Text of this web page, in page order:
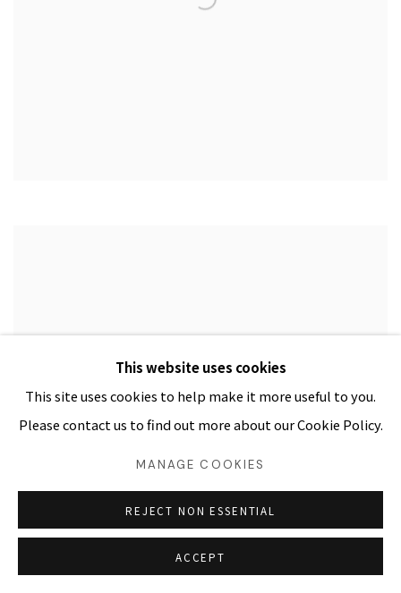
This website uses cookies
This site uses cookies to help make it more useful to you.
Please contact us to find out more about our Cookie Policy.
MANAGE COOKIES
REJECT NON ESSENTIAL
ACCEPT